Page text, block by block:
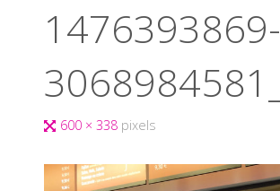
1476393869-
600 × 338 pixels